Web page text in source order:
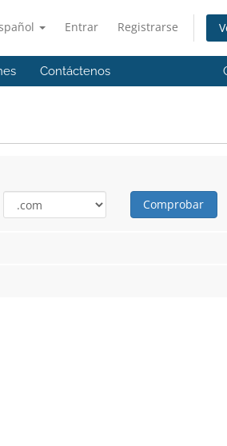
Entrar Registrarse
Contáctenos
Comprobar